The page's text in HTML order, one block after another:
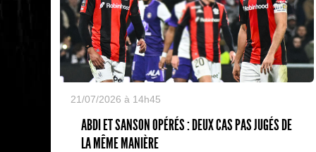
21/07/2026 à 14h45
ABDI ET SANSON OPÉRÉS : DEUX CAS PAS JUGÉS DE
LA MÊME MANIÈRE